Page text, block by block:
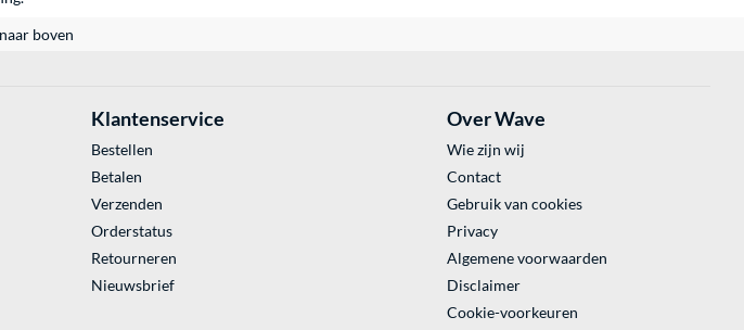
boven
Klantenservice
Bestellen
Betalen
Verzenden
Orderstatus
Retourneren
Nieuwsbrief
Over Wave
Wie zijn wij
Contact
Gebruik van cookies
Privacy
Algemene voorwaarden
Disclaimer
Cookie-voorkeuren